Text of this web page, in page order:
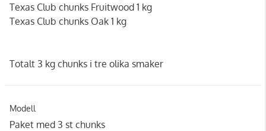
Texas Club chunks Fruitwood 1 kg
Texas Club chunks Oak 1 kg
Totalt 3 kg chunks i tre olika smaker
Modell
Paket med 3 st chunks